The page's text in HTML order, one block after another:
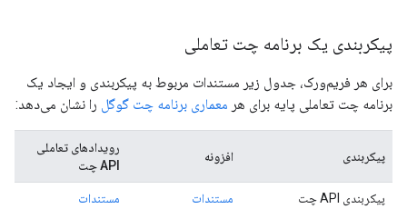
پیکربندی یک برنامه چت تعاملی
برای هر فریم‌ورک، جدول زیر مستندات مربوط به پیکربندی و ایجاد یک
برنامه چت تعاملی پایه برای هر معماری برنامه چت گوگل را نشان می‌دهد:
پیکربندی افزونه
رویدادهای تعاملی
API چت
پیکربندی API چت مستندات مستندات